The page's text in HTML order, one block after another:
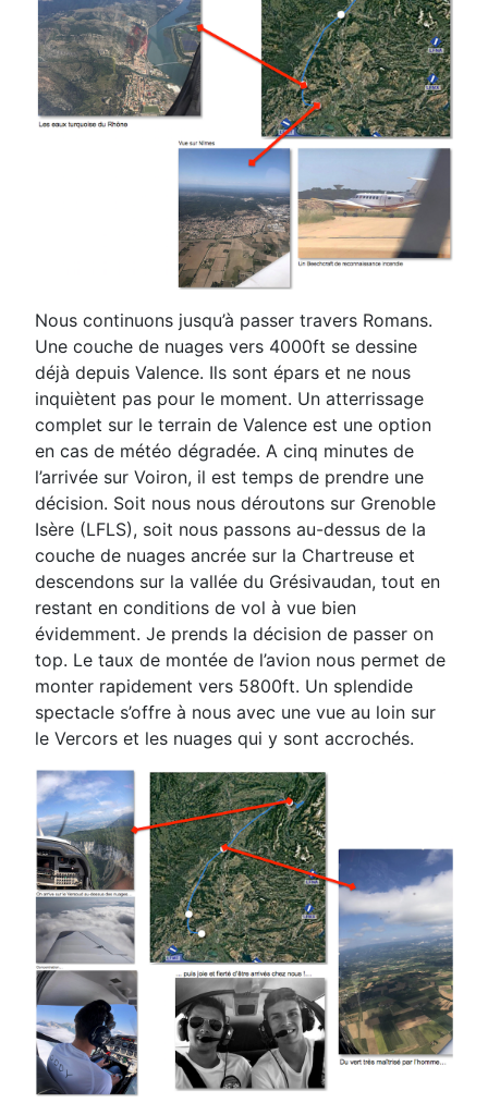
Nous continuons jusqu’à passer travers Romans.
Une couche de nuages vers 4000ft se dessine
déjà depuis Valence. Ils sont épars et ne nous
inquiètent pas pour le moment. Un atterrissage
complet sur le terrain de Valence est une option
en cas de météo dégradée. A cinq minutes de
l’arrivée sur Voiron, il est temps de prendre une
décision. Soit nous nous déroutons sur Grenoble
Isère (LFLS), soit nous passons au-dessus de la
couche de nuages ancrée sur la Chartreuse et
descendons sur la vallée du Grésivaudan, tout en
restant en conditions de vol à vue bien
évidemment. Je prends la décision de passer on
top. Le taux de montée de l’avion nous permet de
monter rapidement vers 5800ft. Un splendide
spectacle s’offre à nous avec une vue au loin sur
le Vercors et les nuages qui y sont accrochés.